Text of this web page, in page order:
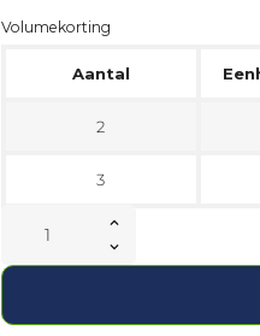
Volumekorting
Aantal
2
3